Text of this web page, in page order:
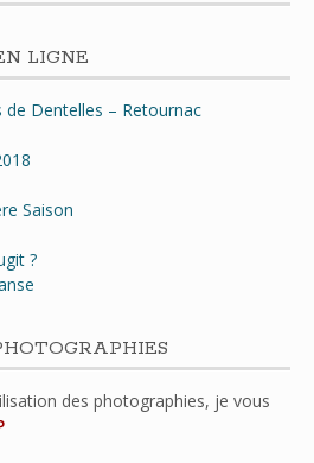
LIGNE
Dentelles – Retournac
Saison
?
des photographies, je vous